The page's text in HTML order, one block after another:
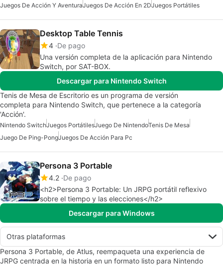
Juegos De Acción Y AventuraJuegos De Acción En 2DJuegos Portátiles
Desktop Table Tennis
4 De pago
Una versión completa de la aplicación para Nintendo
Switch, por SAT-BOX.
Descargar para Nintendo Switch
Tenis de Mesa de Escritorio es un programa de versión
completa para Nintendo Switch, que pertenece a la categoría
'Acción'.
Nintendo SwitchJuegos PortátilesJuego De NintendoTenis De Mesa
Juego De Ping-PongJuegos De Acción Para Pc
Persona 3 Portable
4.2 De pago
<h2>Persona 3 Portable: Un JRPG portátil reflexivo
sobre el tiempo y las elecciones</h2>
Descargar para Windows
Otras plataformas
Persona 3 Portable, de Atlus, reempaqueta una experiencia de
JRPG centrada en la historia en un formato listo para Nintendo